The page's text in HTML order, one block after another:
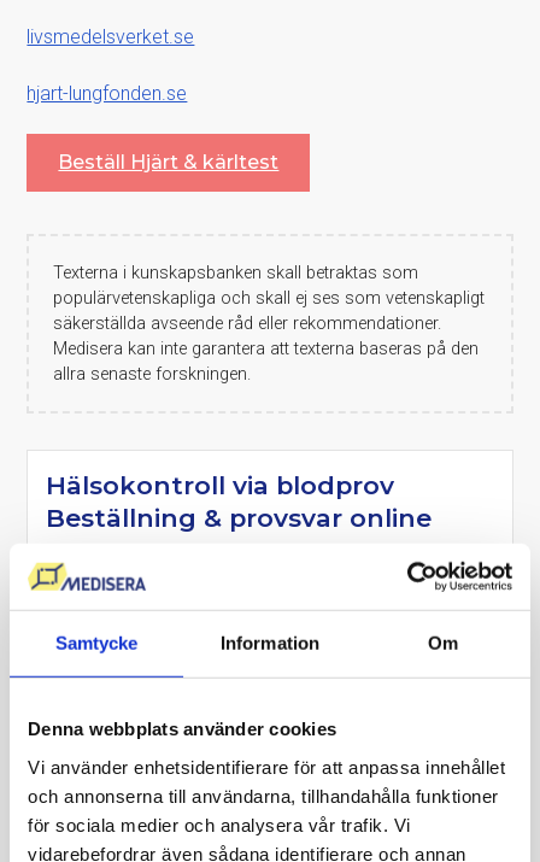
Samtycke Information Om
Denna webbplats använder cookies
Vi använder enhetsidentifierare för att anpassa innehållet
och annonserna till användarna, tillhandahålla funktioner
för sociala medier och analysera vår trafik. Vi
vidarebefordrar även sådana identifierare och annan
livsmedelsverket.se
hjart-lungfonden.se
Beställ Hjärt & kärltest
Texterna i kunskapsbanken skall betraktas som
populärvetenskapliga och skall ej ses som vetenskapligt
säkerställda avseende råd eller rekommendationer.
Medisera kan inte garantera att texterna baseras på den
allra senaste forskningen.
Hälsokontroll via blodprov
Beställning & provsvar online
Få kunskap om dina blodvärden, undersök om du är i
riskzonen för vissa sjukdomar och följ dina
blodvärden över tid.
skräddarsy remissen
Ta blodprovet direkt, på ett provtagningsställe nära dig.
Provtagning drop-in
Tidsbokning på ett fåtal orter.